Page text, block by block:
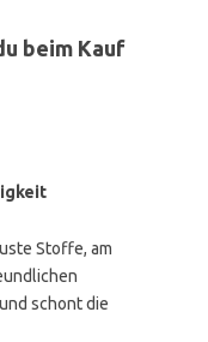
beim Kauf
Stoffe, am
schont die